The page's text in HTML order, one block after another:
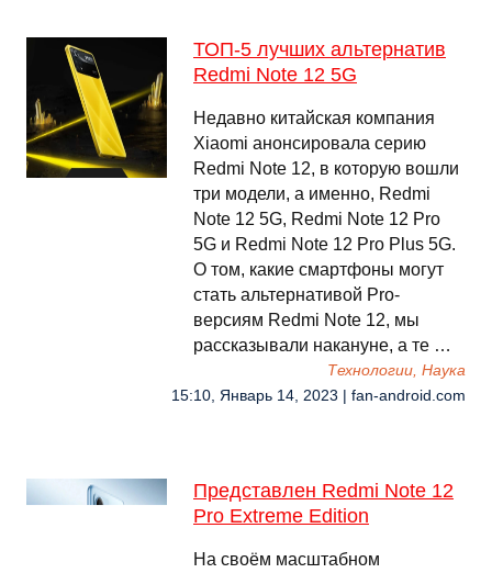
ТОП-5 лучших альтернатив
Redmi Note 12 5G
Недавно китайская компания
Xiaomi анонсировала серию
Redmi Note 12, в которую вошли
три модели, а именно, Redmi
Note 12 5G, Redmi Note 12 Pro
5G и Redmi Note 12 Pro Plus 5G.
О том, какие смартфоны могут
стать альтернативой Pro-
версиям Redmi Note 12, мы
рассказывали накануне, а те …
Технологии, Наука
15:10, Январь 14, 2023 | fan-android.com
Представлен Redmi Note 12
Pro Extreme Edition
На своём масштабном